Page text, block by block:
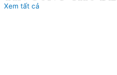
Xem tất cả